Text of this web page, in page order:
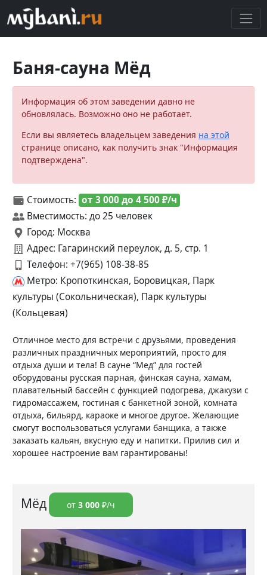
Баня-сауна Мёд
Информация об этом заведении давно не
обновлялась. Возможно оно не работает.
Если вы являетесь владельцем заведения на этой
странице описано, как получить знак "Информация
подтверждена".
Стоимость: от 3 000 до 4 500 ₽/ч
Вместимость: до 25 человек
Город: Москва
Адрес: Гагаринский переулок, д. 5, стр. 1
Телефон: +7(965) 108-38-85
Метро: Кропоткинская, Боровицкая, Парк
культуры (Сокольническая), Парк культуры
(Кольцевая)
Отличное место для встречи с друзьями, проведения
различных праздничных мероприятий, просто для
отдыха души и тела! В сауне “Мед” для гостей
оборудованы русская парная, финская сауна, хамам,
плавательный бассейн с функцией подогрева, джакузи с
гидромассажем, гостиная с банкетной зоной, комната
отдыха, бильярд, караоке и многое другое. Желающие
смогут воспользоваться услугами банщика, а также
заказать кальян, вкусную еду и напитки. Прилив сил и
хорошее настроение вам гарантированы!
Мёд от 3 000 ₽/ч